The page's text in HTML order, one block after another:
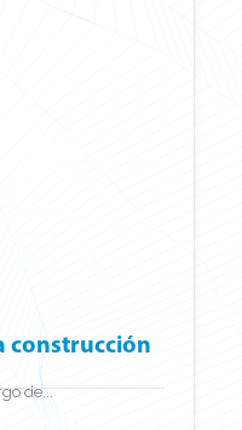
construcción
de...